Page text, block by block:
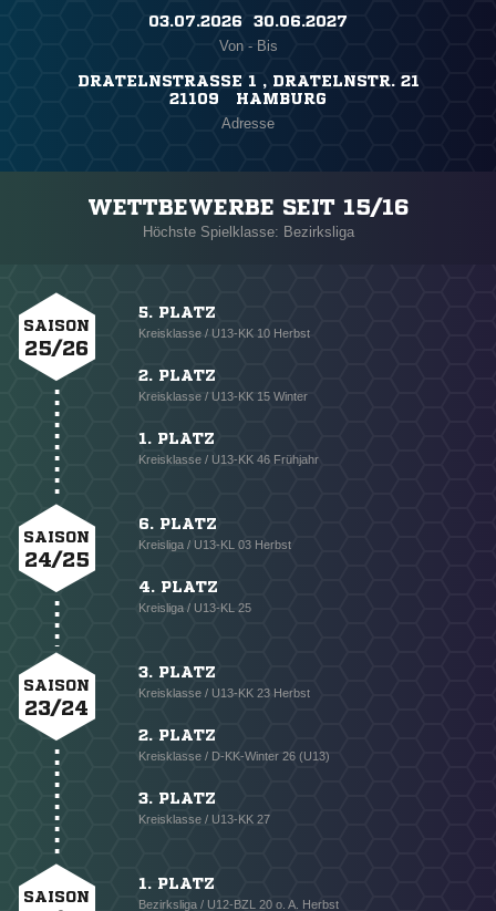
03.07.2026 ​ 30.06.2027
Von - Bis
DRATELNSTRASSE 1 , DRATELNSTR. 21
21109 HAMBURG
Adresse
WETTBEWERBE SEIT 15/16
Höchste Spielklasse: Bezirksliga
SAISON
25/26
5. PLATZ
Kreisklasse / U13-KK 10 Herbst
2. PLATZ
Kreisklasse / U13-KK 15 Winter
1. PLATZ
Kreisklasse / U13-KK 46 Frühjahr
SAISON
24/25
6. PLATZ
Kreisliga / U13-KL 03 Herbst
4. PLATZ
Kreisliga / U13-KL 25
SAISON
23/24
3. PLATZ
Kreisklasse / U13-KK 23 Herbst
2. PLATZ
Kreisklasse / D-KK-Winter 26 (U13)
3. PLATZ
Kreisklasse / U13-KK 27
SAISON
1. PLATZ
Bezirksliga / U12-BZL 20 o. A. Herbst